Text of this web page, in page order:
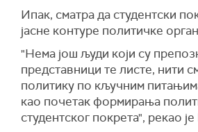
Ипак, сматра да студентски
јасне контуре политичке
"Нема још људи који су
представници те листе, нити
политику по кључним
као почетак формирања
студентског покрета", рекао